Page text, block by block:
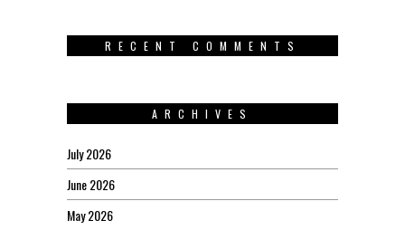
RECENT COMMENTS
ARCHIVES
July 2026
June 2026
May 2026